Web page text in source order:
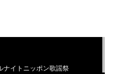
ナイトニッポン歌謡祭